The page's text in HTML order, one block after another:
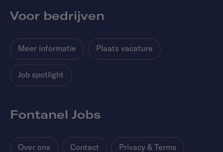
Voor bedrijven
Meer informatie Plaats vacature
Job spotlight
Fontanel Jobs
Over ons Contact Privacy & Terms